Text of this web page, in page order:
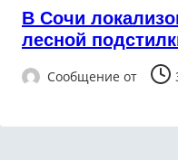
В Сочи
лесной
Сообщение от